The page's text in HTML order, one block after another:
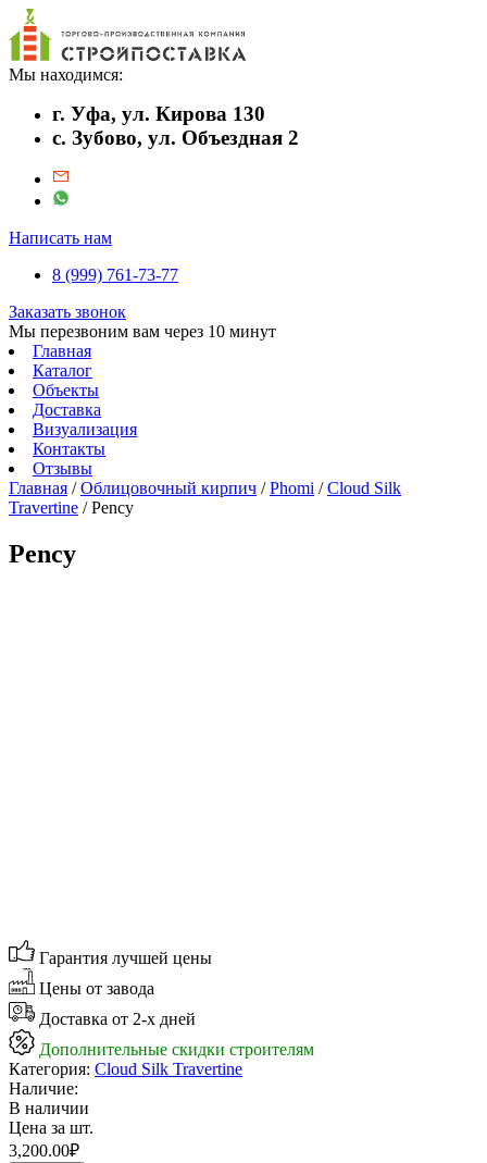
Мы находимся:
г. Уфа, ул. Кирова 130
с. Зубово, ул. Объездная 2
Написать нам
8 (999) 761-73-77
Заказать звонок
Мы перезвоним вам через 10 минут
Главная
Каталог
Объекты
Доставка
Визуализация
Контакты
Отзывы
Главная /Облицовочный кирпич /Phomi /Cloud Silk
Travertine / Pency
Pency
Гарантия лучшей цены
Цены от завода
Доставка от 2-х дней
Дополнительные скидки строителям
Категория: Cloud Silk Travertine
Наличие:
В наличии
Цена за шт.
3,200.00₽